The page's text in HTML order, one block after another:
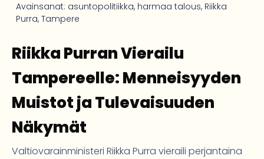
Avainsanat: asuntopolitiikka, harmaa talous, Riikka
Purra, Tampere
Riikka Purran Vierailu
Tampereelle: Menneisyyden
Muistot ja Tulevaisuuden
Näkymät
Valtiovarainministeri Riikka Purra vieraili perjantaina